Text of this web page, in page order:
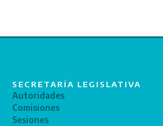
SECRETARÍA LEGISLATIVA
Autoridades
Comisiones
Sesiones